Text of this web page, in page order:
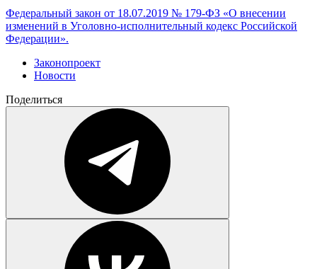
Федеральный закон от 18.07.2019 № 179-ФЗ «О внесении
изменений в Уголовно-исполнительный кодекс Российской
Федерации».
Законопроект
Новости
Поделиться